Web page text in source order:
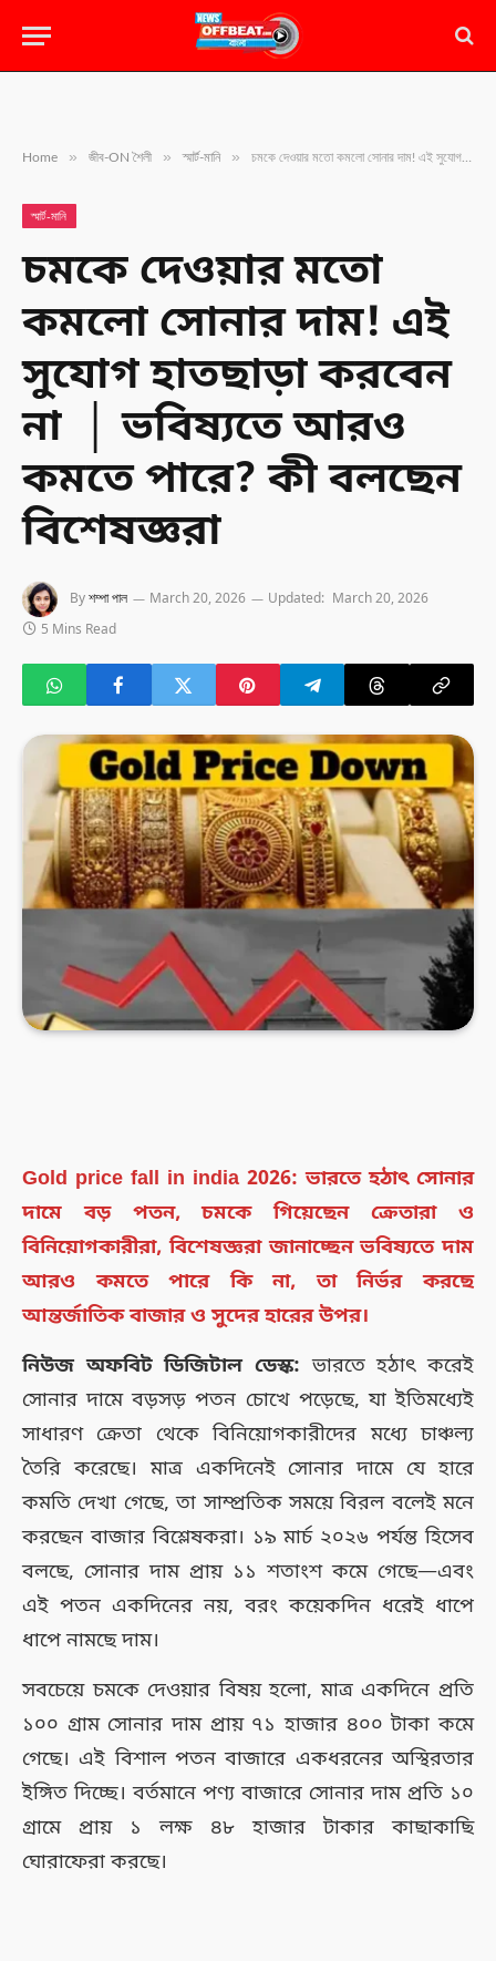
Home » জীব-ON শৈলী » স্মার্ট-মানি » চমকে দেওয়ার মতো কমলো সোনার দাম! এই সুযোগ হাতছাড়া করবেন না │ ভবিষ্যতে আরও কমতে পারে? কী বলছেন বিশেষজ্ঞরা
স্মার্ট-মানি
চমকে দেওয়ার মতো
কমলো সোনার দাম! এই
সুযোগ হাতছাড়া করবেন
না │ ভবিষ্যতে আরও
কমতে পারে? কী বলছেন
বিশেষজ্ঞরা
Byশম্পা পাল March 20, 2026 Updated: March 20, 2026
5 Mins Read
Gold price fall in india 2026: ভারতে হঠাৎ সোনার
দামে বড় পতন, চমকে গিয়েছেন ক্রেতারা ও
বিনিয়োগকারীরা, বিশেষজ্ঞরা জানাচ্ছেন ভবিষ্যতে দাম
আরও কমতে পারে কি না, তা নির্ভর করছে
আন্তর্জাতিক বাজার ও সুদের হারের উপর।
নিউজ অফবিট ডিজিটাল ডেস্ক: ভারতে হঠাৎ করেই
সোনার দামে বড়সড় পতন চোখে পড়েছে, যা ইতিমধ্যেই
সাধারণ ক্রেতা থেকে বিনিয়োগকারীদের মধ্যে চাঞ্চল্য
তৈরি করেছে। মাত্র একদিনেই সোনার দামে যে হারে
কমতি দেখা গেছে, তা সাম্প্রতিক সময়ে বিরল বলেই মনে
করছেন বাজার বিশ্লেষকরা। ১৯ মার্চ ২০২৬ পর্যন্ত হিসেব
বলছে, সোনার দাম প্রায় ১১ শতাংশ কমে গেছে—এবং
এই পতন একদিনের নয়, বরং কয়েকদিন ধরেই ধাপে
ধাপে নামছে দাম।
সবচেয়ে চমকে দেওয়ার বিষয় হলো, মাত্র একদিনে প্রতি
১০০ গ্রাম সোনার দাম প্রায় ৭১ হাজার ৪০০ টাকা কমে
গেছে। এই বিশাল পতন বাজারে একধরনের অস্থিরতার
ইঙ্গিত দিচ্ছে। বর্তমানে পণ্য বাজারে সোনার দাম প্রতি ১০
গ্রামে প্রায় ১ লক্ষ ৪৮ হাজার টাকার কাছাকাছি
ঘোরাফেরা করছে।